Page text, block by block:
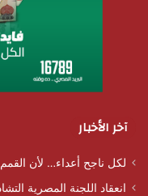
آخر الأخبار
لكل ناجح أعداء… لأن القمم
انعقاد اللجنة المصرية